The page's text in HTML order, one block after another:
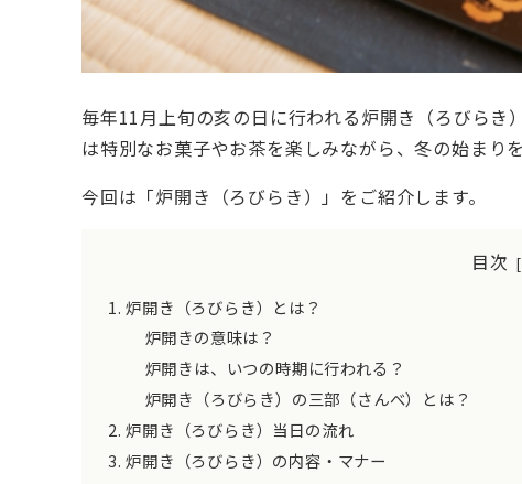
毎年11月上旬の亥の日に行われる炉開き（ろびらき
は特別なお菓子やお茶を楽しみながら、冬の始まりを
今回は「炉開き（ろびらき）」をご紹介します。
目次
炉開き（ろびらき）とは？
炉開きの意味は？
炉開きは、いつの時期に行われる？
炉開き（ろびらき）の三部（さんべ）とは？
炉開き（ろびらき）当日の流れ
炉開き（ろびらき）の内容・マナー